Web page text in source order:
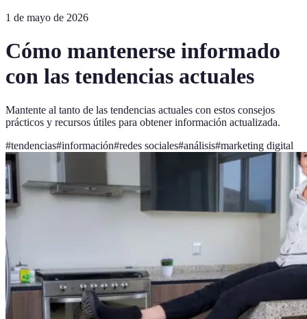
1 de mayo de 2026
Cómo mantenerse informado
con las tendencias actuales
Mantente al tanto de las tendencias actuales con estos consejos
prácticos y recursos útiles para obtener información actualizada.
#tendencias#información#redes sociales#análisis#marketing digital